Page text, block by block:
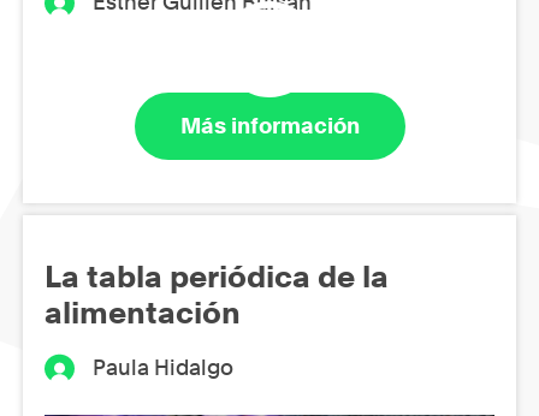
Más información
La tabla periódica de la
alimentación
Paula Hidalgo